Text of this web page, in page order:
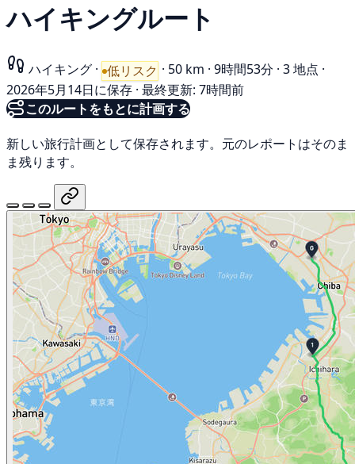
ハイキングルート
ハイキング · 低リスク · 50 km · 9時間53分 · 3 地点 ·
2026年5月14日に保存 · 最終更新: 7時間前
このルートをもとに計画する
新しい旅行計画として保存されます。元のレポートはそのま
ま残ります。